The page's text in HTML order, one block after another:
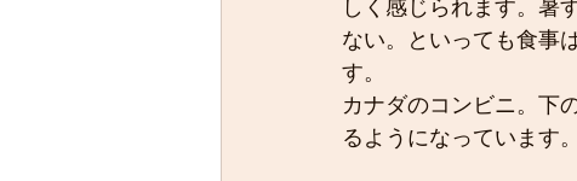
しく感じられます。暑
ない。といっても食事
す。
カナダのコンビニ。下
るようになっています。